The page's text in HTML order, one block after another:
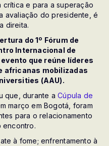
e para a superação
avaliação do presidente, é
direita.
do 1º Fórum de
Internacional de
que reúne líderes
africanas mobilizadas
(AAU).
que, durante aCúpula de
março em Bogotá, foram
para o relacionamento
encontro.
à fome; enfrentamento à